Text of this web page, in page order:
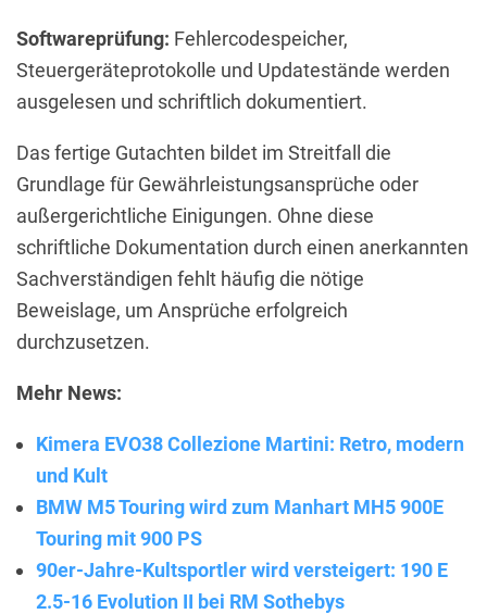
Softwareprüfung: Fehlercodespeicher,
Steuergeräteprotokolle und Updatestände werden
ausgelesen und schriftlich dokumentiert.
Das fertige Gutachten bildet im Streitfall die
Grundlage für Gewährleistungsansprüche oder
außergerichtliche Einigungen. Ohne diese
schriftliche Dokumentation durch einen anerkannten
Sachverständigen fehlt häufig die nötige
Beweislage, um Ansprüche erfolgreich
durchzusetzen.
Mehr News:
Kimera EVO38 Collezione Martini: Retro, modern
und Kult
BMW M5 Touring wird zum Manhart MH5 900E
Touring mit 900 PS
90er-Jahre-Kultsportler wird versteigert: 190 E
2.5-16 Evolution II bei RM Sothebys